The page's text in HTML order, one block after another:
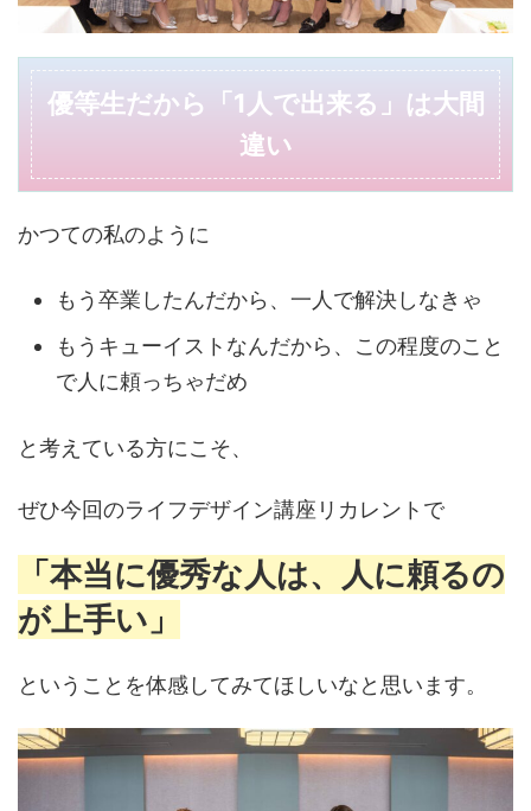
優等生だから「1人で出来る」は大間
違い
かつての私のように
もう卒業したんだから、一人で解決しなきゃ
もうキューイストなんだから、この程度のこと
で人に頼っちゃだめ
と考えている方にこそ、
ぜひ今回のライフデザイン講座リカレントで
「本当に優秀な人は、人に頼るの
が上手い」
ということを体感してみてほしいなと思います。